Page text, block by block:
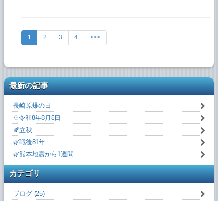
1 2 3 4 >>>
最新の記事
長崎原爆の日
♾️令和8年8月8日
🍂立秋
🌿戦後81年
🌿熊本地震から1週間
カテゴリ
ブログ (25)